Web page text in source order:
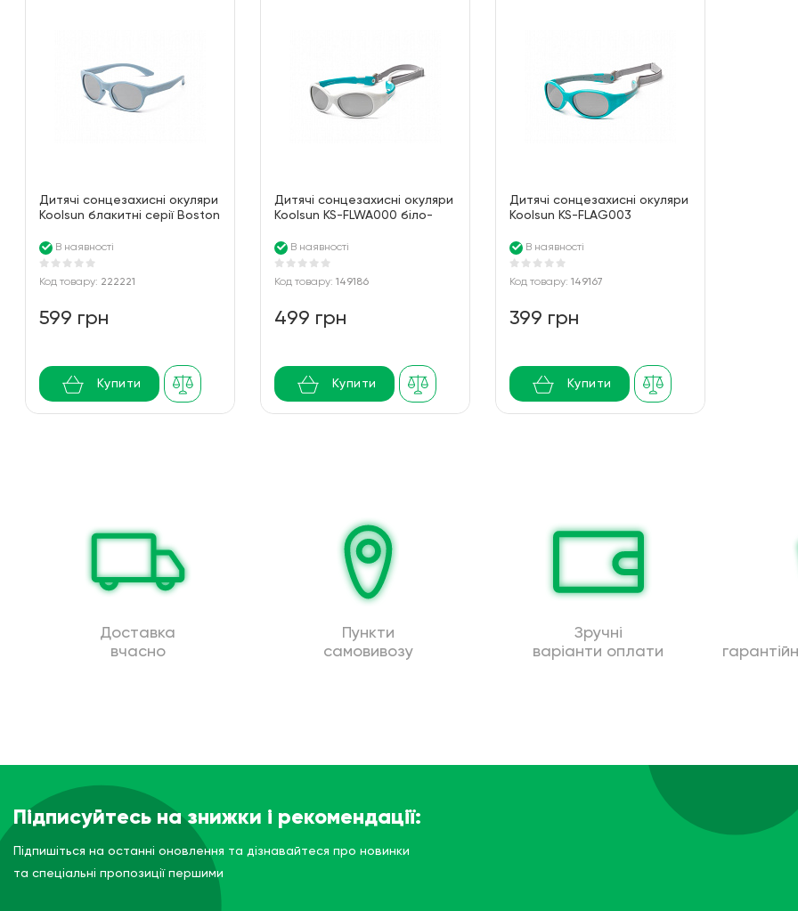
Дитячі сонцезахисні окуляри
Koolsun блакитні серії Boston
BODB003
В наявності
Код товару: 222221
599 грн
Купити
Дитячі сонцезахисні окуляри
Koolsun KS-FLWA000 біло-
0+)В наявності
Код товару: 149186
499 грн
Купити
Дитячі сонцезахисні окуляри
Koolsun KS-FLAG003
(Розмір: 3+)
В наявності
Код товару: 149167
399 грн
Купити
Доставка
вчасно
Пункти
самовивозу
Зручні
варіанти оплати
Підписуйтесь на знижки і рекомендації:
Підпишіться на останні оновлення та дізнавайтеся про новинки
та спеціальні пропозиції першими